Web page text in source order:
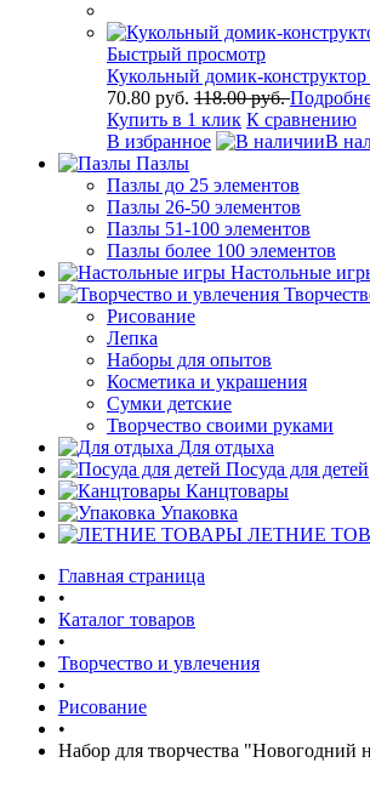
Быстрый просмотр
Кукольный домик-
70.80 руб. 118.00 руб.
Купить в 1 клик К сравнению
В избранное
В
Пазлы
Пазлы до 25 элементов
Пазлы 26-50 элементов
Пазлы 51-100 элементов
Пазлы более 100 элементов
Настольные
Рисование
Лепка
Наборы для опытов
Косметика и украшения
Сумки детские
Творчество своими руками
Для отдыха
Посуда для детей
Канцтовары
Упаковка
ЛЕТНИЕ
Главная страница
•
Каталог товаров
•
Творчество и увлечения
•
Рисование
•
Набор для творчества "Новогодний